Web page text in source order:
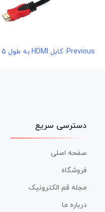
راهبری
Previous: کابل HDMI به طول 5 متر
دسترسی سریع
صفحه اصلی
فروشگاه
مجله قم الکترونیک
درباره ما